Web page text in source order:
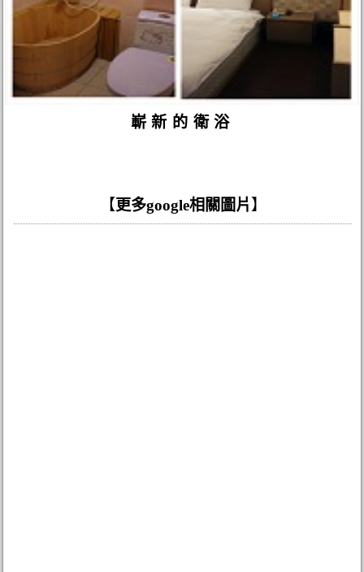
嶄新的衛浴
【 更多google相關圖片 】